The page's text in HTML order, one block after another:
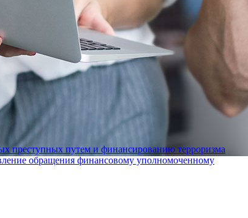
преступных путем и финансированию терроризма
обращения финансовому уполномоченному